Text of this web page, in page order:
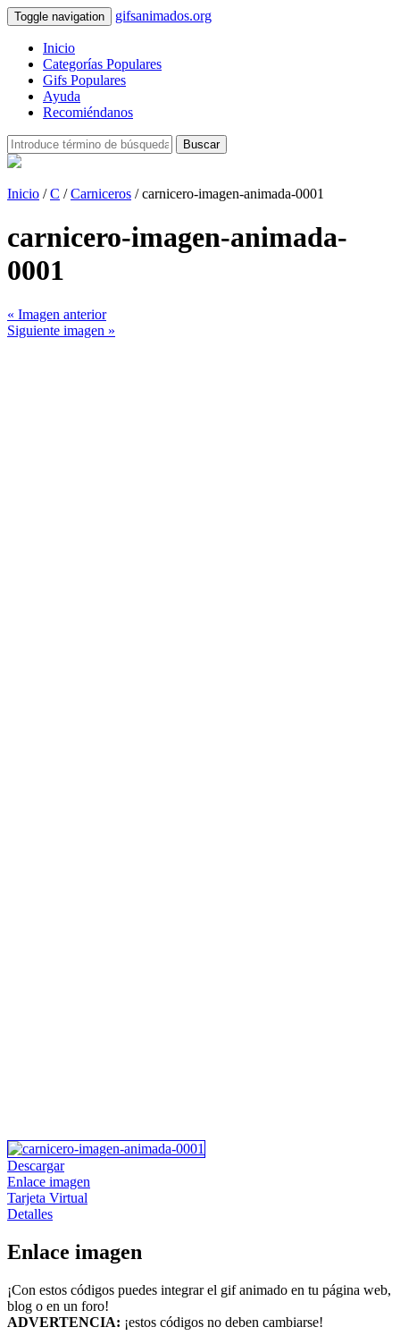
Toggle navigation gifsanimados.org
Inicio
Categorías Populares
Gifs Populares
Ayuda
Recomiéndanos
Buscar
Inicio /C /Carniceros / carnicero-imagen-animada-0001
carnicero-imagen-animada-
0001
« Imagen anterior
Siguiente imagen »
Descargar
Enlace imagen
Tarjeta Virtual
Detalles
Enlace imagen
¡Con estos códigos puedes integrar el gif animado en tu página web,
blog o en un foro!
ADVERTENCIA: ¡estos códigos no deben cambiarse!